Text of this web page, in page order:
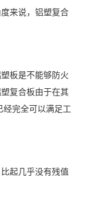
来说，铝塑复合
板是不能够防火
复合板由于在其
经完全可以满足工
起几乎没有残值